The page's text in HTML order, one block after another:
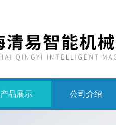
产品展示 公司介绍